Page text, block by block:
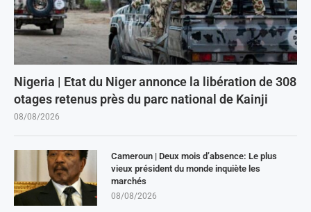
Nigeria | Etat du Niger annonce la libération de 308
otages retenus près du parc national de Kainji
08/08/2026
Cameroun | Deux mois d’absence: Le plus
vieux président du monde inquiète les
marchés
08/08/2026